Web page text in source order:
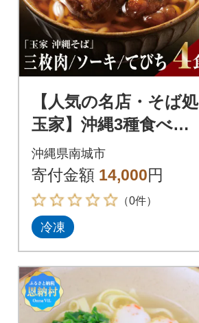
【人気の名店・そば処
玉家】沖縄3種食べ比
べ4食セット(ソーキ2
人前/三枚肉1人前/て
びち1人前)
沖縄県南城市
寄付金額 14,000円
（0件）
冷凍